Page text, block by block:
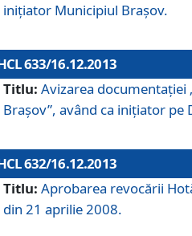
iniţiator Municipiul Braşov.
633/16.12.2013
Titlu: Avizarea documentaţiei
Braşov”, având ca iniţiator pe
632/16.12.2013
Titlu: Aprobarea revocării
din 21 aprilie 2008.